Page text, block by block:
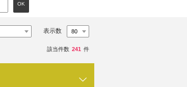
OK
表示数
該当件数 241 件